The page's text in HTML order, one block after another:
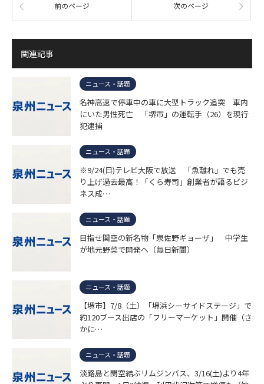
前のページ 次のページ
関連記事
ニュース・話題
名神高速で停車中の車に大型トラック追突 車内
にいた男性死亡 「堺市」の運転手（26）を現行
犯逮捕
ニュース・話題
※9/24(日)テレビ大阪で放送 「魚離れ」でも売
り上げ過去最高！「くら寿司」創業者が語るビジ
ネス成…
ニュース・話題
目指せ関空の新名物「泉佐野ギョーザ」 中学生
が地元野菜で開発へ（毎日新聞）
ニュース・話題
【堺市】7/8（土）「堺浜シーサイドステージ」で
約120ブース出店の「フリーマーケット」開催（さ
かに…
ニュース・話題
淡路島と関空結ぶリムジンバス、3/16(土)より4年